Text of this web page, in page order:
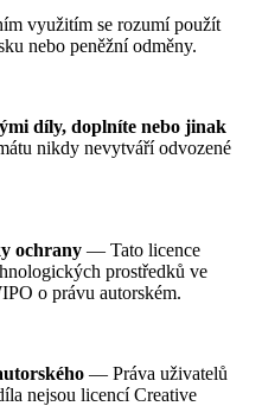
využitím se rozumí použít
nebo peněžní odměny.
díly, doplníte nebo jinak
nikdy nevytváří odvozené
ochrany — Tato licence
prostředků ve
o právu autorském.
— Práva uživatelů
nejsou licencí Creative